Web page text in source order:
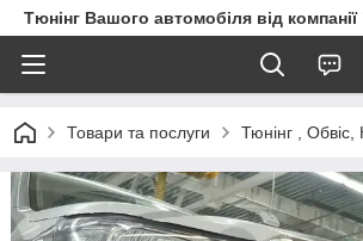
Тюнінг Вашого автомобіля від
Товари та послуги Тюнінг , Обвіс,